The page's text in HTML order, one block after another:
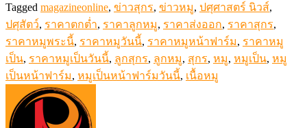
Tagged magazineonline, ข่าวสุกร, ข่าวหมู, ปศุศาสตร์ นิวส์,
ปศุสัตว์, ราคาตกต่ำ, ราคาลูกหมู, ราคาส่งออก, ราคาสุกร,
ราคาหมูพระนี้, ราคาหมูวันนี้, ราคาหมูหน้าฟาร์ม, ราคาหมู
เป็น, ราคาหมูเป็นวันนี้, ลูกสุกร, ลูกหมู, สุกร, หมู, หมูเป็น, หมู
เป็นหน้าฟาร์ม, หมูเป็นหน้าฟาร์มวันนี้, เนื้อหมู